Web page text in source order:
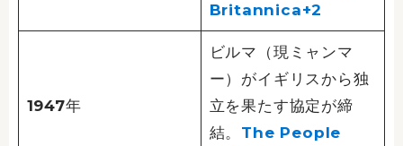
Britannica+2
1947年
ビルマ（現ミャンマ
ー）がイギリスから独
立を果たす協定が締
結。 The People